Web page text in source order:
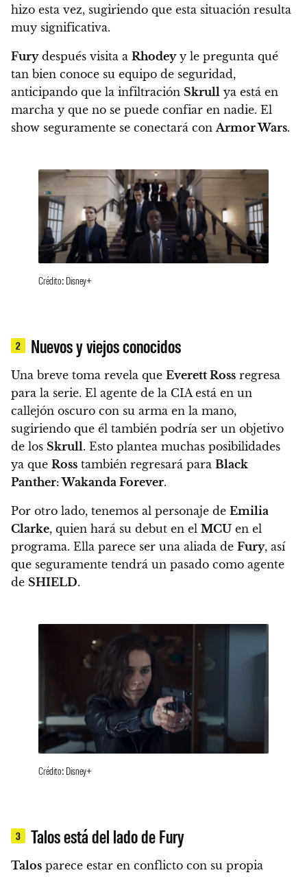
hizo esta vez, sugiriendo que esta situación resulta
muy significativa.
Furydespués visita a Rhodeyy le pregunta qué
tan bien conoce su equipo de seguridad,
anticipando que la infiltración Skrull ya está en
marcha y que no se puede confiar en nadie. El
show seguramente se conectará conArmor Wars.
Crédito: Disney+
2 Nuevos y viejos conocidos
Una breve toma revela que Everett Ross regresa
para la serie. El agente de la CIA está en un
callejón oscuro con su arma en la mano,
sugiriendo que él también podría ser un objetivo
de los Skrull. Esto plantea muchas posibilidades
ya que Ross también regresará para Black
Panther: Wakanda Forever.
Por otro lado, tenemos al personaje de Emilia
Clarke, quien hará su debut en el MCU en el
programa. Ella parece ser una aliada de Fury, así
que seguramente tendrá un pasado como agente
de SHIELD.
Crédito: Disney+
3 Talos está del lado de Fury
Talos parece estar en conflicto con su propia